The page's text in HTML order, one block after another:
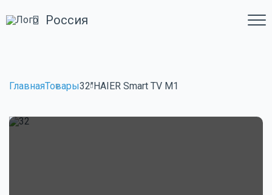
Россия
ГлавнаяТовары32"HAIER Smart TV M1